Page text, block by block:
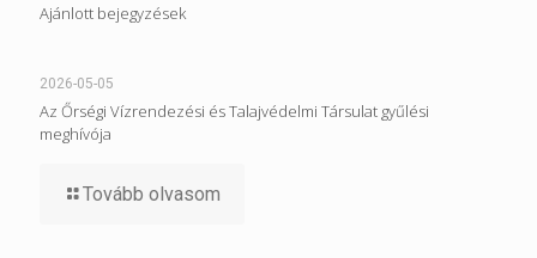
Ajánlott bejegyzések
2026-05-05
Az Őrségi Vízrendezési és Talajvédelmi Társulat gyűlési
meghívója
Tovább olvasom